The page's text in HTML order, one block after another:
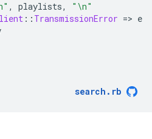
" , playlists, " \n"
:: TransmissionError => e
search . rb